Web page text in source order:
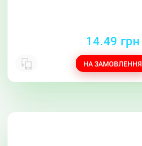
14.49 грн
НА ЗАМОВЛЕННЯ